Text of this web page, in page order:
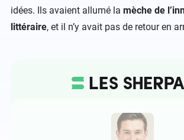
idées. Ils avaient allumé la mèche de
littéraire, et il n’y avait pas de retour en